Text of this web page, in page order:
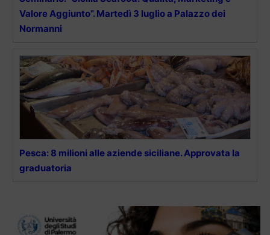
Valore Aggiunto”. Martedì 3 luglio a Palazzo dei
Normanni
Pesca: 8 milioni alle aziende siciliane. Approvata la
graduatoria